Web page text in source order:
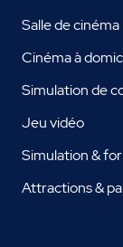
Salle de cinéma
Cinéma à
Simulation de
Jeu vidéo
Simulation &
Attractions &